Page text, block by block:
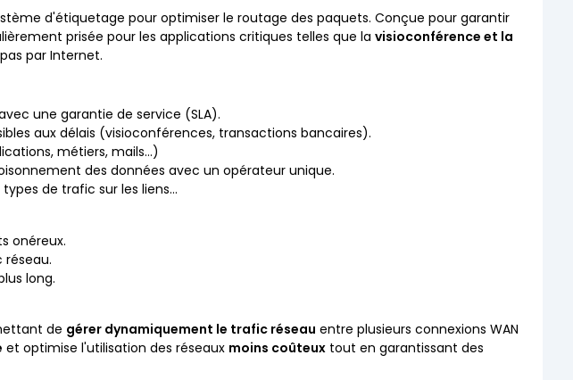
d'étiquetage pour optimiser le routage des paquets. Conçue pour garantir
prisée pour les applications critiques telles que la visioconférence et la
par Internet.
une garantie de service (SLA).
aux délais (visioconférences, transactions bancaires).
métiers, mails…)
des données avec un opérateur unique.
de trafic sur les liens…
onéreux.
long.
de gérer dynamiquement le trafic réseau entre plusieurs connexions WAN
et optimise l'utilisation des réseaux moins coûteux tout en garantissant des